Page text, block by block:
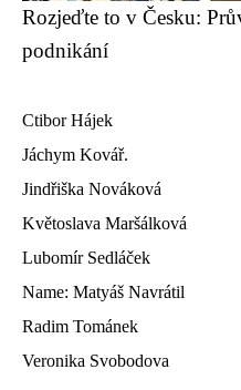
Rozjeďte to v Česku:
podnikání
Ctibor Hájek
Jáchym Kovář.
Jindřiška Nováková
Květoslava Maršálková
Lubomír Sedláček
Name: Matyáš Navrátil
Radim Tománek
Veronika Svobodova